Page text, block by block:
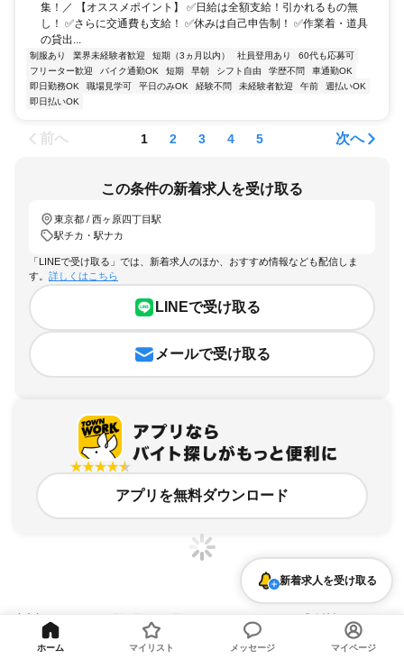
集！／ 【オススメポイント】 ✅日給は全額支給！引かれるもの無
し！ ✅さらに交通費も支給！ ✅休みは自己申告制！ ✅作業着・道具
の貸出...
制服あり 業界未経験者歓迎 短期（3ヵ月以内） 社員登用あり
60代も応募可
フリーター歓迎
バイク通勤OK 短期 早朝 シフト自由 学歴不問
車通勤OK
即日勤務OK
職場見学可 平日のみOK 経験不問 未経験者歓迎 午前
週払いOK
即日払いOK
前へ 1 2 3 4 5 次へ
この条件の新着求人を受け取る
東京都 / 西ヶ原四丁目駅
駅チカ・駅ナカ
「LINEで受け取る」では、新着求人のほか、おすすめ情報なども配信しま
す。 詳しくはこちら
LINEで受け取る
メールで受け取る
アプリを無料ダウンロード
求人の詳細を表示
新着求人を受け取る
ホーム マイリスト メッセージ マイページ